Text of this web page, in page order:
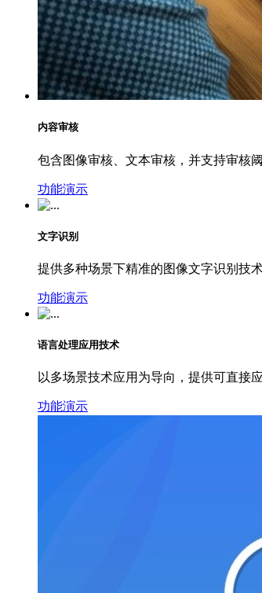
内容审核
包含图像审核、文本审核，并支持审核
功能演示
文字识别
提供多种场景下精准的图像文字识别技
功能演示
语言处理应用技术
以多场景技术应用为导向，提供可直接
功能演示